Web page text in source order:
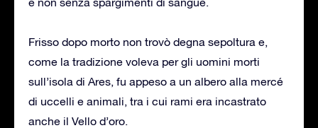
Frisso dopo morto non trovò degna sepoltura e,
come la tradizione voleva per gli uomini morti
sull’isola di Ares, fu appeso a un albero alla mercé
di uccelli e animali, tra i cui rami era incastrato
anche il Vello d’oro.